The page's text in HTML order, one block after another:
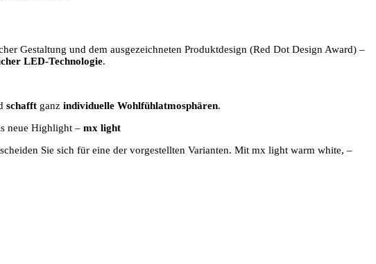
Gestaltung und dem ausgezeichneten Produktdesign (Red Dot Design Award) –
LED-Technologie.
schafft ganz individuelle Wohlfühlatmosphären.
neue Highlight – mx light
Sie sich für eine der vorgestellten Varianten. Mit mx light warm white, –